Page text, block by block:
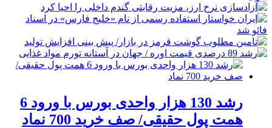
رشد 130 هزار واحدی بورس با ورود 6
همت پول حقیقی/ صف خرید 700 نماد